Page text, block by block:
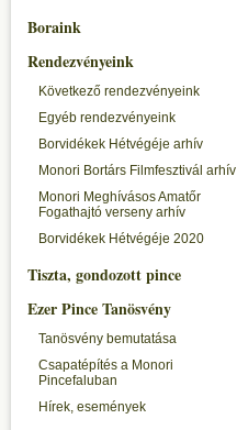
Boraink
Rendezvényeink
Következő rendezvényeink
Egyéb rendezvényeink
Borvidékek Hétvégéje arhív
Monori Bortárs Filmfesztivál arhív
Monori Meghívásos Amatőr
Fogathajtó verseny arhív
Borvidékek Hétvégéje 2020
Tiszta, gondozott pince
Ezer Pince Tanösvény
Tanösvény bemutatása
Csapatépítés a Monori
Pincefaluban
Hírek, események